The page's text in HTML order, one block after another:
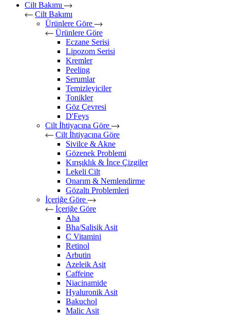
Cilt Bakımı
Cilt Bakımı
Ürünlere Göre
Ürünlere Göre
Eczane Serisi
Lipozom Serisi
Kremler
Peeling
Serumlar
Temizleyiciler
Tonikler
Göz Çevresi
D'Feys
Cilt İhtiyacına Göre
Cilt İhtiyacına Göre
Sivilce & Akne
Gözenek Problemi
Kırışıklık & İnce Çizgiler
Lekeli Cilt
Onarım & Nemlendirme
Gözaltı Problemleri
İçeriğe Göre
İçeriğe Göre
Aha
Bha/Salisik Asit
C Vitamini
Retinol
Arbutin
Azeleik Asit
Caffeine
Niacinamide
Hyaluronik Asit
Bakuchol
Malic Asit